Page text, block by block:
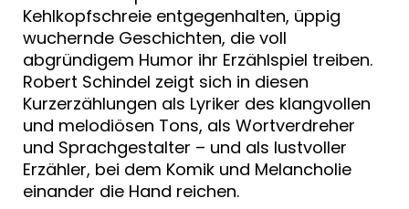
Kehlkopfschreie entgegenhalten, üppig
wuchernde Geschichten, die voll
abgründigem Humor ihr Erzählspiel treiben.
Robert Schindel zeigt sich in diesen
Kurzerzählungen als Lyriker des klangvollen
und melodiösen Tons, als Wortverdreher
und Sprachgestalter – und als lustvoller
Erzähler, bei dem Komik und Melancholie
einander die Hand reichen.